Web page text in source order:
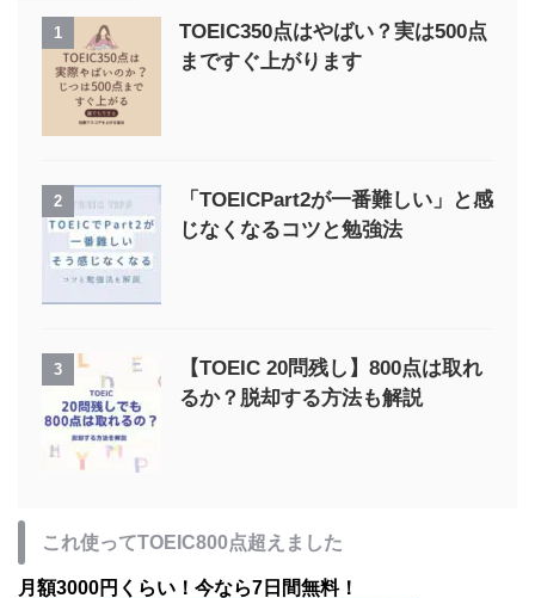
1
TOEIC350点はやばい？実は500点
まですぐ上がります
2
「TOEICPart2が一番難しい」と感
じなくなるコツと勉強法
3
【TOEIC 20問残し】800点は取れ
るか？脱却する方法も解説
これ使ってTOEIC800点超えました
月額3000円くらい！今なら7日間無料！